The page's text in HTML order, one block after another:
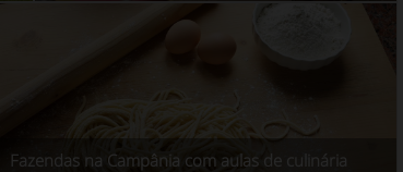
Fazendas na Campânia com aulas de culinária